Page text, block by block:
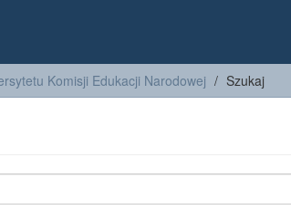
Komisji Edukacji Narodowej Szukaj